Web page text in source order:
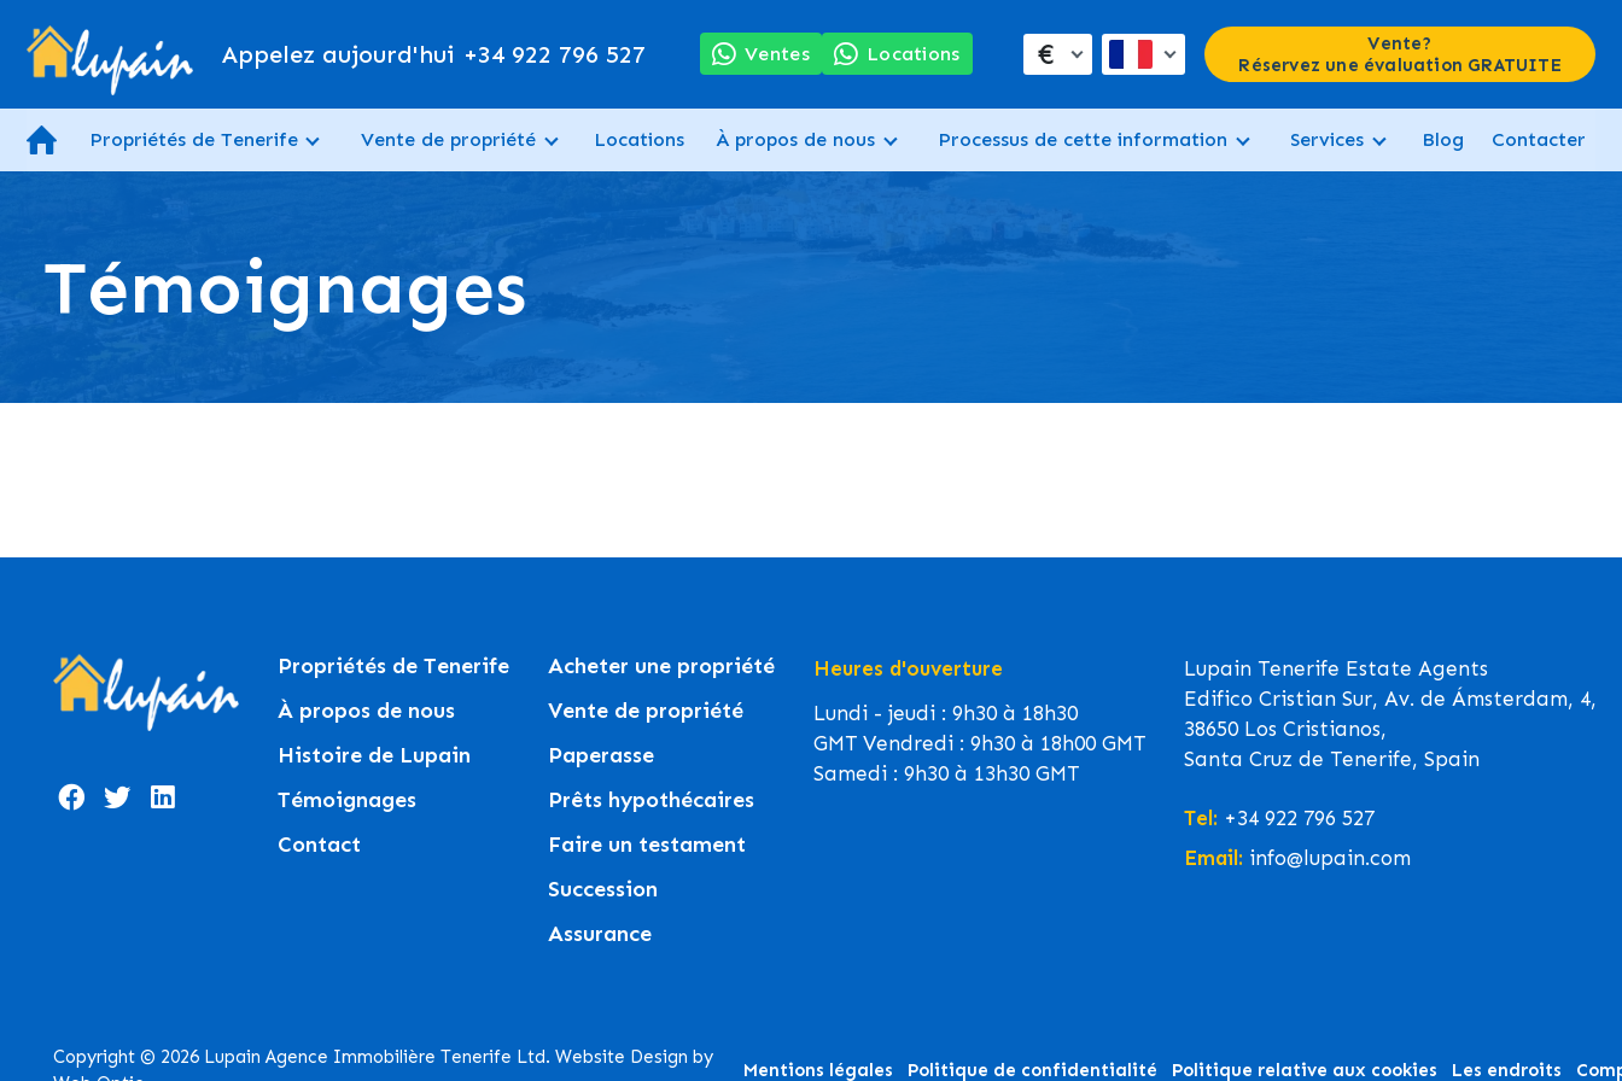
Appelez aujourd'hui +34 922 796 527 Ventes Locations €
Vente?
Réservez une évaluation GRATUITE
Propriétés de Tenerife Vente de propriété Locations À propos de nous Processus de cette information Services Blog Contacter
Témoignages
Propriétés de Tenerife
À propos de nous
Histoire de Lupain
Témoignages
Contact
Acheter une propriété
Vente de propriété
Paperasse
Prêts hypothécaires
Faire un testament
Succession
Assurance
Heures d'ouverture
Lundi - jeudi : 9h30 à 18h30
GMT Vendredi : 9h30 à 18h00 GMT
Samedi : 9h30 à 13h30 GMT
Lupain Tenerife Estate Agents
Edifico Cristian Sur, Av. de Ámsterdam, 4,
38650 Los Cristianos,
Santa Cruz de Tenerife, Spain
Tel: +34 922 796 527
Email: info@lupain.com
Copyright © 2026 Lupain Agence Immobilière Tenerife Ltd. Website Design by
Mentions légales Politique de confidentialité Politique relative aux cookies Les endroits